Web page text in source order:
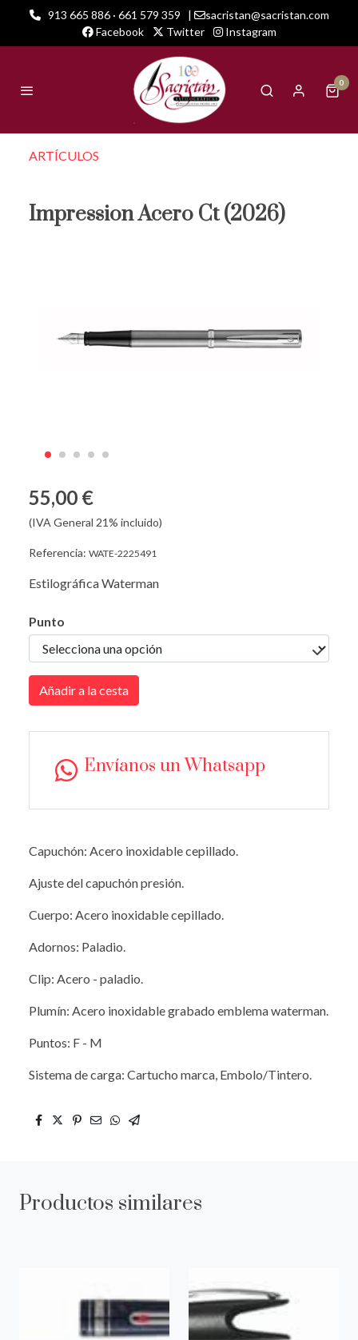
913 665 886 · 661 579 359 |
sacristan@sacristan.com
Facebook
Twitter Instagram
0
ARTÍCULOS
Impression Acero Ct (2026)
55,00 €
(IVA General 21% incluido)
Referencia: WATE-2225491
Estilográfica Waterman
Punto
Añadir a la cesta
Envíanos un Whatsapp
Capuchón: Acero inoxidable cepillado.
Ajuste del capuchón presión.
Cuerpo: Acero inoxidable cepillado.
Adornos: Paladio.
Clip: Acero - paladio.
Plumín: Acero inoxidable grabado emblema waterman.
Puntos: F - M
Sistema de carga: Cartucho marca, Embolo/Tintero.
Productos similares